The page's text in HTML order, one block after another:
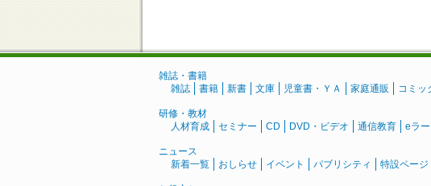
雑誌・書籍
雑誌
書籍 新書 文庫 児童書・ＹＡ 家庭通販 コミッ
研修・教材
人材育成
セミナー CD DVD・ビデオ 通信教育 eラ
ニュース
新着一覧
おしらせ イベント パブリシティ 特設ページ